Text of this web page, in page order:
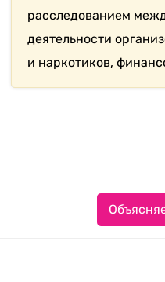
расследованием
деятельности
и наркотиков,